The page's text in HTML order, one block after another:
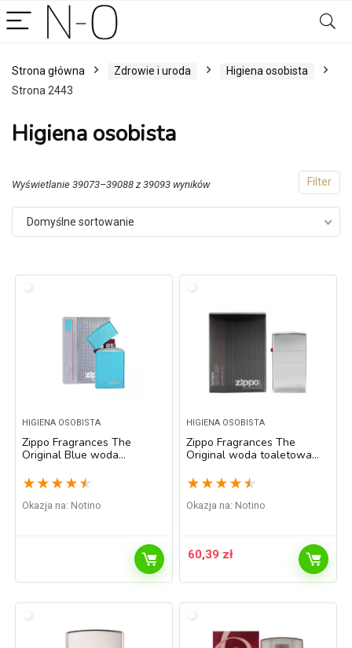
Strona główna Zdrowie i uroda
Higiena osobista
Strona 2443
Higiena osobista
Filter
Wyświetlanie 39073–39088 z 39093 wyników
Domyślne sortowanie
HIGIENA OSOBISTA
Zippo Fragrances The
Original Blue woda
ml
★ ★ ★ ★ ★
Okazja na: Notino
HIGIENA OSOBISTA
Zippo Fragrances The
Original woda toaletowa
★ ★ ★ ★ ★
Okazja na: Notino
60,39 zł